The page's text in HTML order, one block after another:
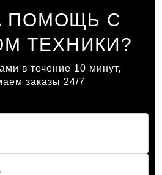
ПОМОЩЬ С
ТЕХНИКИ?
в течение 10 минут,
заказы 24/7